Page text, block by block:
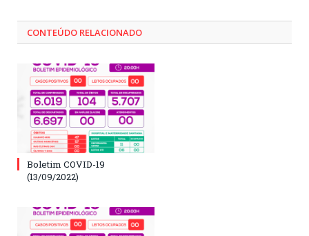
CONTEÚDO RELACIONADO
Boletim COVID-19
(13/09/2022)